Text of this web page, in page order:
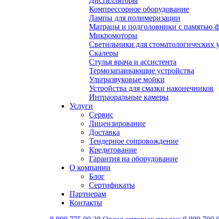
Компрессорное оборудование
Лампы для полимеризации
Матрацы и подголовники с памятью
Микромоторы
Светильники для стоматологических
Скалеры
Стулья врача и ассистента
Термозапаивающие устройства
Ультразвуковые мойки
Устройства для смазки наконечников
Интраоральные камеры
Услуги
Сервис
Лицензирование
Доставка
Тендерное сопровождение
Кредитование
Гарантия на оборудование
О компании
Блог
Сертификаты
Партнерам
Контакты